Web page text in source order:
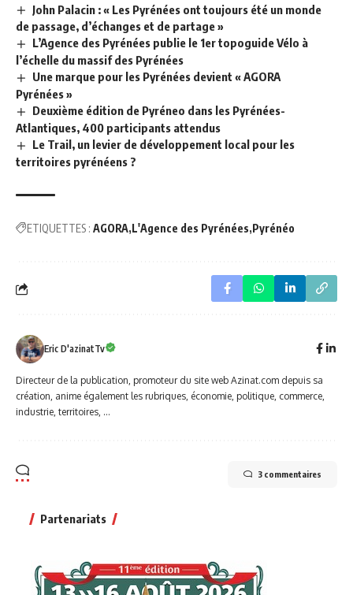
John Palacin : « Les Pyrénées ont toujours été un monde
de passage, d’échanges et de partage »
L’Agence des Pyrénées publie le 1er topoguide Vélo à
l’échelle du massif des Pyrénées
Une marque pour les Pyrénées devient « AGORA
Pyrénées »
Deuxième édition de Pyréneo dans les Pyrénées-
Atlantiques, 400 participants attendus
Le Trail, un levier de développement local pour les
territoires pyrénéens ?
ETIQUETTES : AGORA L'Agence des Pyrénées Pyrénéo
Eric D'azinatTv
Directeur de la publication, promoteur du site web Azinat.com depuis sa
création, anime également les rubriques, économie, politique, commerce,
industrie, territoires, ...
3 commentaires
Partenariats